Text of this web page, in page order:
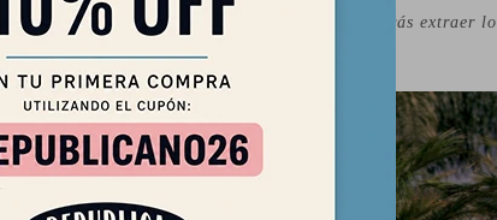
huecas y con más presión, de esta manera podrás extraer lo